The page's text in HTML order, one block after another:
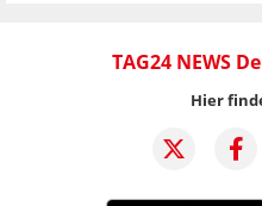
TAG24 NEWS
Hier